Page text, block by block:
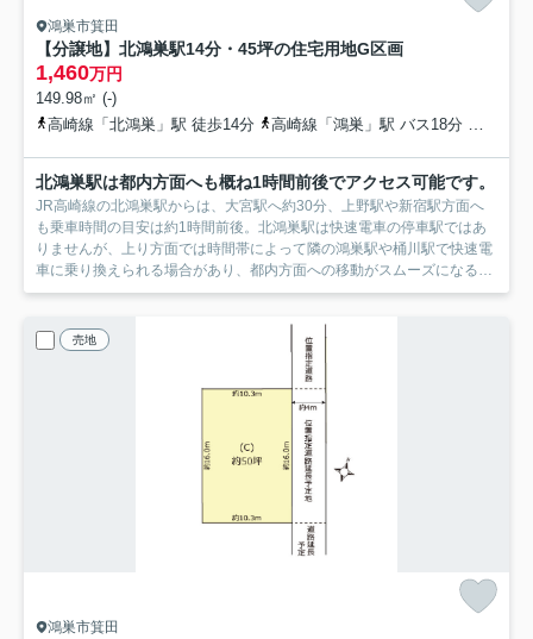
鴻巣市箕田
【分譲地】北鴻巣駅14分・45坪の住宅用地G区画
1,460万円
149.98㎡ (-)
高崎線「北鴻巣」駅 徒歩14分
高崎線「鴻巣」駅 バス18分 埼玉県鴻巣市「満願寺入口（鴻巣市）」 停歩3分
北鴻巣駅は都内方面へも概ね1時間前後でアクセス可能です。
JR高崎線の北鴻巣駅からは、大宮駅へ約30分、上野駅や新宿駅方面へ
も乗車時間の目安は約1時間前後。北鴻巣駅は快速電車の停車駅ではあ
りませんが、上り方面では時間帯によって隣の鴻巣駅や桶川駅で快速電
車に乗り換えられる場合があり、都内方面への移動がスムーズになるこ
ともあります。帰宅時も快速電車を利用できる時間帯であれば、鴻巣駅
じやすい場面があります。
売地
鴻巣市箕田